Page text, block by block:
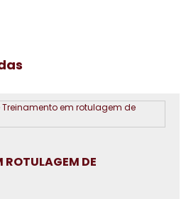
de fornecedores
interna da norma FSSC 22000
ROTULAGEM DE